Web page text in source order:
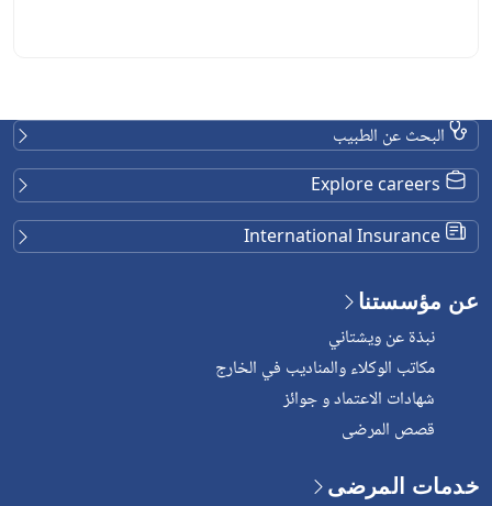
البحث عن الطبيب
عن مؤسستنا
نبذة عن ويشتاني
مكاتب الوكلاء والمناديب في الخارج
شهادات الاعتماد و جوائز
قصص المرضى
خدمات المرضى